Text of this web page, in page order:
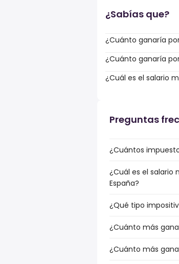
¿Sabías que?
¿Cuánto ganaría
¿Cuánto ganaría
¿Cuál es el salario
Preguntas
¿Cuántos
¿Cuál es el salario
España?
¿Qué tipo
¿Cuánto más
¿Cuánto más